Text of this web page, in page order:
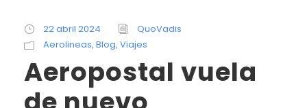
22 abril 2024
QuoVadis
Aerolineas, Blog, Viajes
Aeropostal vuela